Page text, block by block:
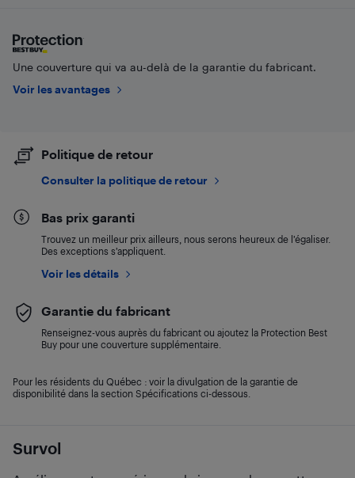
Survol
Une couverture qui va au-delà de la garantie du fabricant.
Voir les avantages
Politique de retour
Consulter la politique de retour
Bas prix garanti
Trouvez un meilleur prix ailleurs, nous serons heureux de l’égaliser.
Des exceptions s’appliquent.
Voir les détails
Garantie du fabricant
Renseignez-vous auprès du fabricant ou ajoutez la Protection Best
Buy pour une couverture supplémentaire.
Pour les résidents du Québec : voir la divulgation de la garantie de
disponibilité dans la section Spécifications ci-dessous.